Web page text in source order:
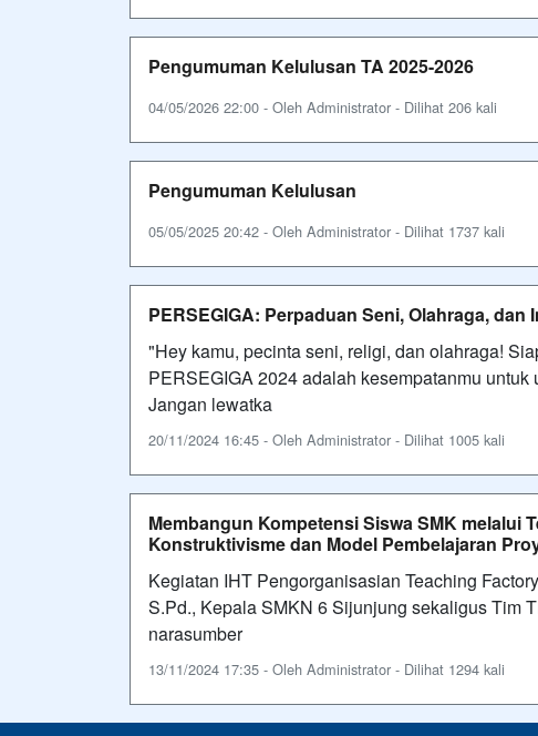
Pengumuman Kelulusan TA 2025-2026
04/05/2026 22:00 - Oleh Administrator - Dilihat 206 kali
Pengumuman Kelulusan
05/05/2025 20:42 - Oleh Administrator - Dilihat 1737 kali
PERSEGIGA: Perpaduan Seni, Olahraga,
"Hey kamu, pecinta seni, religi, dan olahraga!
PERSEGIGA 2024 adalah kesempatanmu
Jangan lewatka
20/11/2024 16:45 - Oleh Administrator - Dilihat 1005 kali
Membangun Kompetensi Siswa SMK melalui
Konstruktivisme dan Model Pembelajaran
Kegiatan IHT Pengorganisasian Teaching
S.Pd., Kepala SMKN 6 Sijunjung sekaligus Tim
narasumber
13/11/2024 17:35 - Oleh Administrator - Dilihat 1294 kali